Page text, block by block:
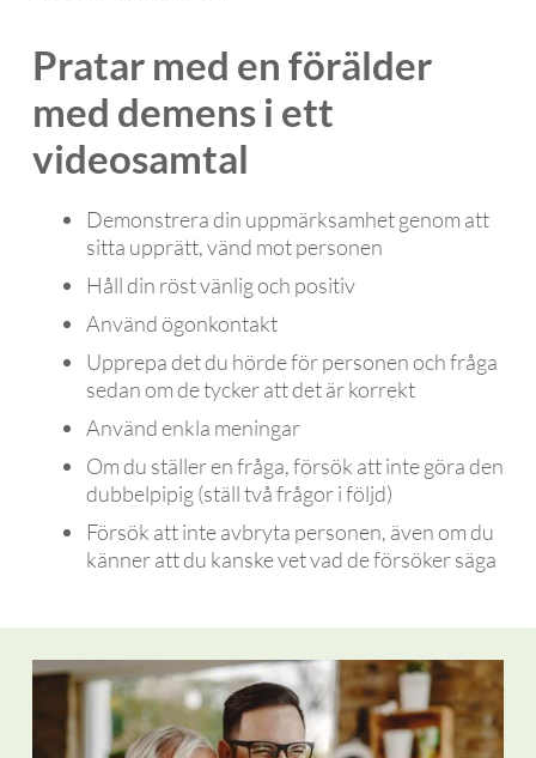
Pratar med en förälder
med demens i ett
videosamtal
Demonstrera din uppmärksamhet genom att
sitta upprätt, vänd mot personen
Håll din röst vänlig och positiv
Använd ögonkontakt
Upprepa det du hörde för personen och fråga
sedan om de tycker att det är korrekt
Använd enkla meningar
Om du ställer en fråga, försök att inte göra den
dubbelpipig (ställ två frågor i följd)
Försök att inte avbryta personen, även om du
känner att du kanske vet vad de försöker säga